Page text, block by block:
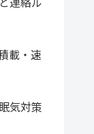
載・速
気対策